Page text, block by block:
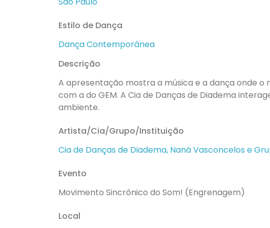
Estilo de Dança
Dança Contemporânea
Descrição
A apresentação mostra a música e a dança onde
com a do GEM. A Cia de Danças de Diadema
ambiente.
Artista/Cia/Grupo/Instituição
Cia de Danças de Diadema, Naná Vasconcelos e
Evento
Movimento Sincrônico do Som! (Engrenagem)
Local